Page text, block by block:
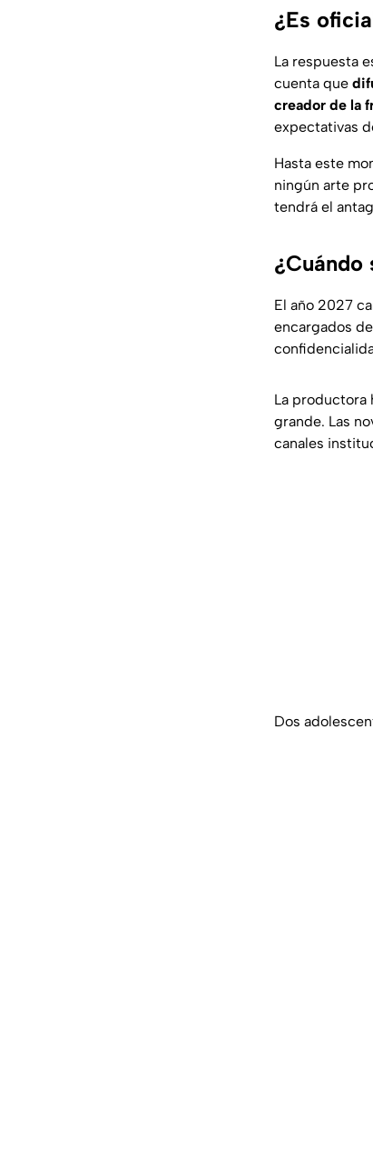
¿Es
La respuesta
cuenta que
creador de la
expectativas
Hasta este
ningún arte
tendrá el
¿Cuándo
El año 2027
encargados
La productora
grande. Las
canales
Dos